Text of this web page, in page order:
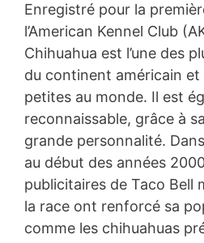
Enregistré pour la
l’American Kennel Club
Chihuahua est l’une des
du continent américain et
petites au monde. Il est
reconnaissable, grâce à
grande personnalité.
au début des années
publicitaires de Taco Bell
la race ont renforcé sa
comme les chihuahuas